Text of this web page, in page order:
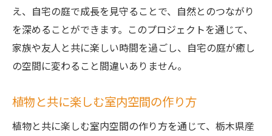
え、自宅の庭で成長を見守ることで、自然とのつながり
を深めることができます。このプロジェクトを通じて、
家族や友人と共に楽しい時間を過ごし、自宅の庭が癒し
の空間に変わること間違いありません。
植物と共に楽しむ室内空間の作り方
植物と共に楽しむ室内空間の作り方を通じて、栃木県産